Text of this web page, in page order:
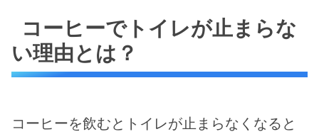
コーヒーでトイレが止まらな
い理由とは？
コーヒーを飲むとトイレが止まらなくなると